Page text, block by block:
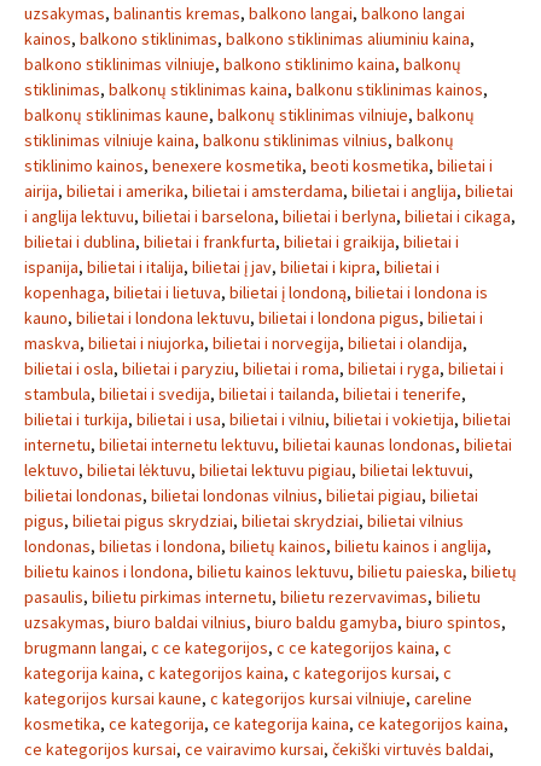
uzsakymas, balinantis kremas, balkono langai, balkono langai
kainos, balkono stiklinimas, balkono stiklinimas aliuminiu kaina,
balkono stiklinimas vilniuje, balkono stiklinimo kaina, balkonų
stiklinimas, balkonų stiklinimas kaina, balkonu stiklinimas kainos,
balkonų stiklinimas kaune, balkonų stiklinimas vilniuje, balkonų
stiklinimas vilniuje kaina, balkonu stiklinimas vilnius, balkonų
stiklinimo kainos, benexere kosmetika, beoti kosmetika, bilietai i
airija, bilietai i amerika, bilietai i amsterdama, bilietai i anglija, bilietai
i anglija lektuvu, bilietai i barselona, bilietai i berlyna, bilietai i cikaga,
bilietai i dublina, bilietai i frankfurta, bilietai i graikija, bilietai i
ispanija, bilietai i italija, bilietai į jav, bilietai i kipra, bilietai i
kopenhaga, bilietai i lietuva, bilietai į londoną, bilietai i londona is
kauno, bilietai i londona lektuvu, bilietai i londona pigus, bilietai i
maskva, bilietai i niujorka, bilietai i norvegija, bilietai i olandija,
bilietai i osla, bilietai i paryziu, bilietai i roma, bilietai i ryga, bilietai i
stambula, bilietai i svedija, bilietai i tailanda, bilietai i tenerife,
bilietai i turkija, bilietai i usa, bilietai i vilniu, bilietai i vokietija, bilietai
internetu, bilietai internetu lektuvu, bilietai kaunas londonas, bilietai
lektuvo, bilietai lėktuvu, bilietai lektuvu pigiau, bilietai lektuvui,
bilietai londonas, bilietai londonas vilnius, bilietai pigiau, bilietai
pigus, bilietai pigus skrydziai, bilietai skrydziai, bilietai vilnius
londonas, bilietas i londona, bilietų kainos, bilietu kainos i anglija,
bilietu kainos i londona, bilietu kainos lektuvu, bilietu paieska, bilietų
pasaulis, bilietu pirkimas internetu, bilietu rezervavimas, bilietu
uzsakymas, biuro baldai vilnius, biuro baldu gamyba, biuro spintos,
brugmann langai, c ce kategorijos, c ce kategorijos kaina, c
kategorija kaina, c kategorijos kaina, c kategorijos kursai, c
kategorijos kursai kaune, c kategorijos kursai vilniuje, careline
kosmetika, ce kategorija, ce kategorija kaina, ce kategorijos kaina,
ce kategorijos kursai, ce vairavimo kursai, čekiški virtuvės baldai,